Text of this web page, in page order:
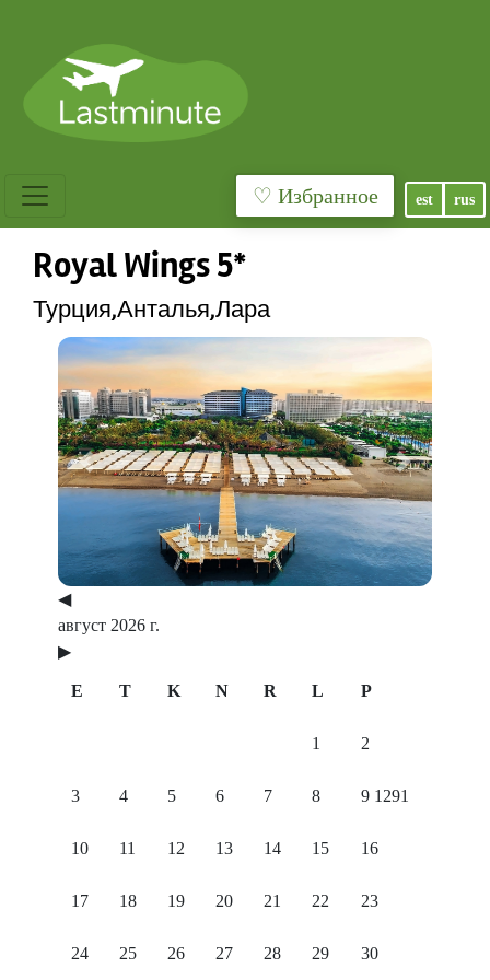
♡ Избранное est rus
Royal Wings 5*
Турция,Анталья,Лара
Previous Next
◀
август 2026 г.
▶
E T K N R L P
1 2
3 4 5 6 7 8 9 1291
10 11 12 13 14 15 16
17 18 19 20 21 22 23
24 25 26 27 28 29 30